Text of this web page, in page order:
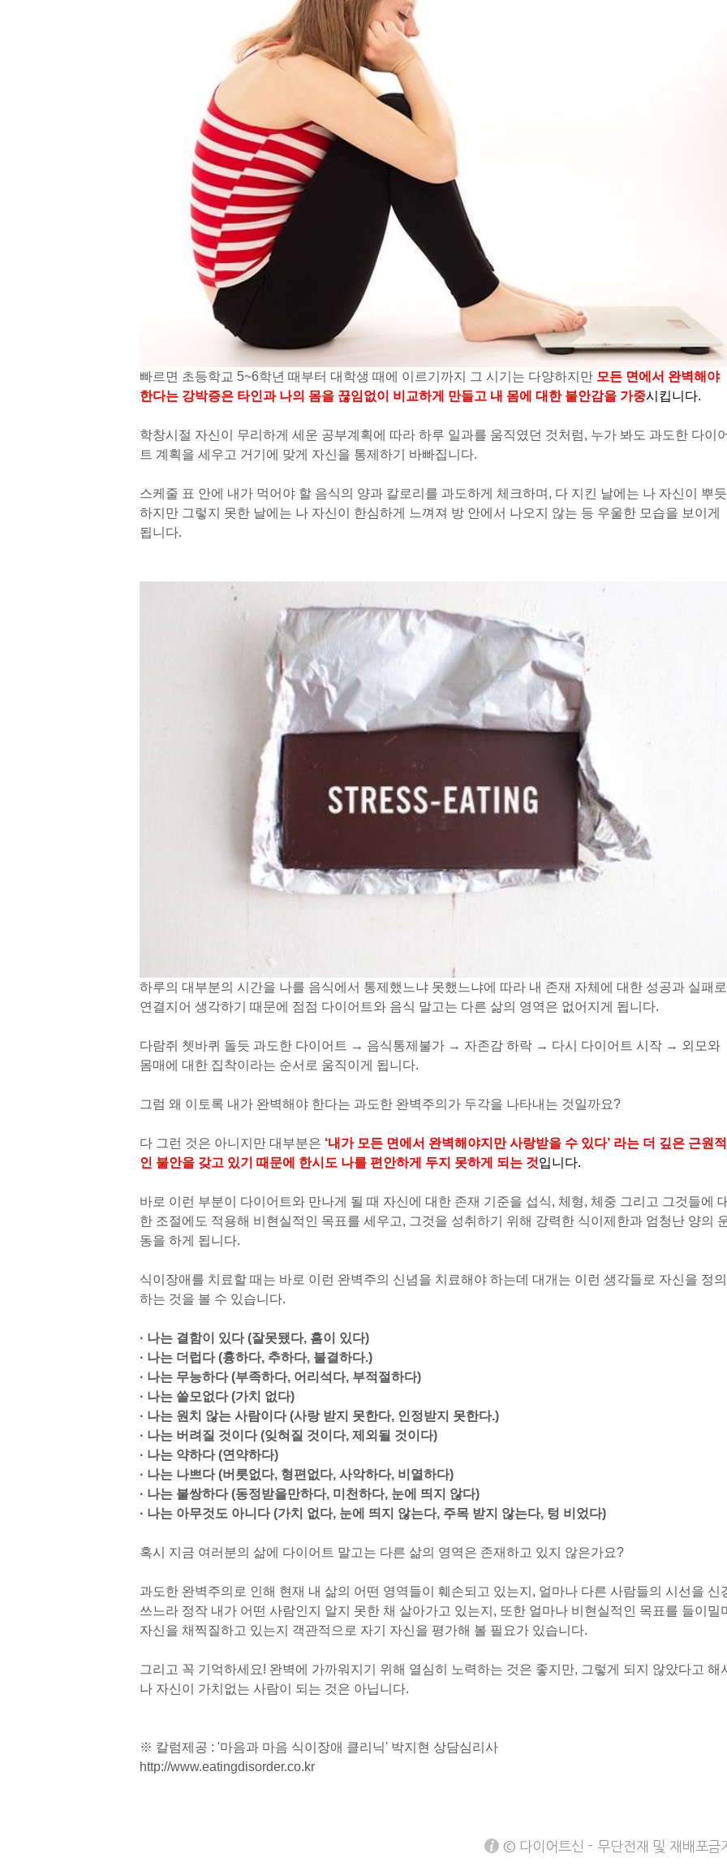
빠르면 초등학교 5~6학년 때부터 대학생 때에 이르기까지 그 시기는 다양하지만 모든 면에서 완벽해야
한다는 강박증은 타인과 나의 몸을 끊임없이 비교하게 만들고 내 몸에 대한 불안감을 가중시킵니다.
학창시절 자신이 무리하게 세운 공부계획에 따라 하루 일과를 움직였던 것처럼, 누가 봐도 과도한 다이
트 계획을 세우고 거기에 맞게 자신을 통제하기 바빠집니다.
스케줄 표 안에 내가 먹어야 할 음식의 양과 칼로리를 과도하게 체크하며, 다 지킨 날에는 나 자신이 뿌듯
하지만 그렇지 못한 날에는 나 자신이 한심하게 느껴져 방 안에서 나오지 않는 등 우울한 모습을 보이게
됩니다.
하루의 대부분의 시간을 나를 음식에서 통제했느냐 못했느냐에 따라 내 존재 자체에 대한 성공과 실패로
연결지어 생각하기 때문에 점점 다이어트와 음식 말고는 다른 삶의 영역은 없어지게 됩니다.
다람쥐 쳇바퀴 돌듯 과도한 다이어트 → 음식통제불가 → 자존감 하락 → 다시 다이어트 시작 → 외모와
몸매에 대한 집착이라는 순서로 움직이게 됩니다.
그럼 왜 이토록 내가 완벽해야 한다는 과도한 완벽주의가 두각을 나타내는 것일까요?
다 그런 것은 아니지만 대부분은 ‘내가 모든 면에서 완벽해야지만 사랑받을 수 있다’ 라는 더 깊은 근원적
인 불안을 갖고 있기 때문에 한시도 나를 편안하게 두지 못하게 되는 것입니다.
바로 이런 부분이 다이어트와 만나게 될 때 자신에 대한 존재 기준을 섭식, 체형, 체중 그리고 그것들에
한 조절에도 적용해 비현실적인 목표를 세우고, 그것을 성취하기 위해 강력한 식이제한과 엄청난 양의
동을 하게 됩니다.
식이장애를 치료할 때는 바로 이런 완벽주의 신념을 치료해야 하는데 대개는 이런 생각들로 자신을 정의
하는 것을 볼 수 있습니다.
· 나는 결함이 있다 (잘못됐다, 흠이 있다)
· 나는 더럽다 (흉하다, 추하다, 불결하다.)
· 나는 무능하다 (부족하다, 어리석다, 부적절하다)
· 나는 쓸모없다 (가치 없다)
· 나는 원치 않는 사람이다 (사랑 받지 못한다, 인정받지 못한다.)
· 나는 버려질 것이다 (잊혀질 것이다, 제외될 것이다)
· 나는 약하다 (연약하다)
· 나는 나쁘다 (버릇없다, 형편없다, 사악하다, 비열하다)
· 나는 불쌍하다 (동정받을만하다, 미천하다, 눈에 띄지 않다)
· 나는 아무것도 아니다 (가치 없다, 눈에 띄지 않는다, 주목 받지 않는다, 텅 비었다)
혹시 지금 여러분의 삶에 다이어트 말고는 다른 삶의 영역은 존재하고 있지 않은가요?
과도한 완벽주의로 인해 현재 내 삶의 어떤 영역들이 훼손되고 있는지, 얼마나 다른 사람들의 시선을 신
쓰느라 정작 내가 어떤 사람인지 알지 못한 채 살아가고 있는지, 또한 얼마나 비현실적인 목표를 들이밀
자신을 채찍질하고 있는지 객관적으로 자기 자신을 평가해 볼 필요가 있습니다.
그리고 꼭 기억하세요! 완벽에 가까워지기 위해 열심히 노력하는 것은 좋지만, 그렇게 되지 않았다고 해
나 자신이 가치없는 사람이 되는 것은 아닙니다.
※ 칼럼제공 : '마음과 마음 식이장애 클리닉' 박지현 상담심리사
http://www.eatingdisorder.co.kr
© 다이어트신 - 무단전재 및 재배포금